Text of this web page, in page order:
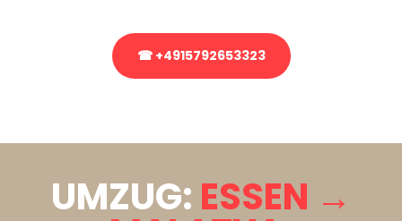
☎ +4915792653323
UMZUG: ESSEN →